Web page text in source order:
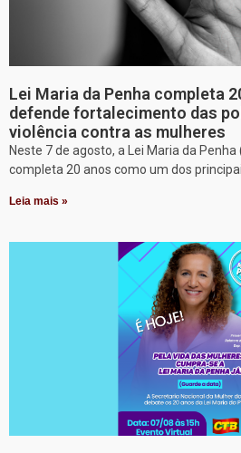
Lei Maria da Penha completa
defende fortalecimento das
violência contra as mulheres
Neste 7 de agosto, a Lei Maria da
completa 20 anos como um dos
Leia mais »